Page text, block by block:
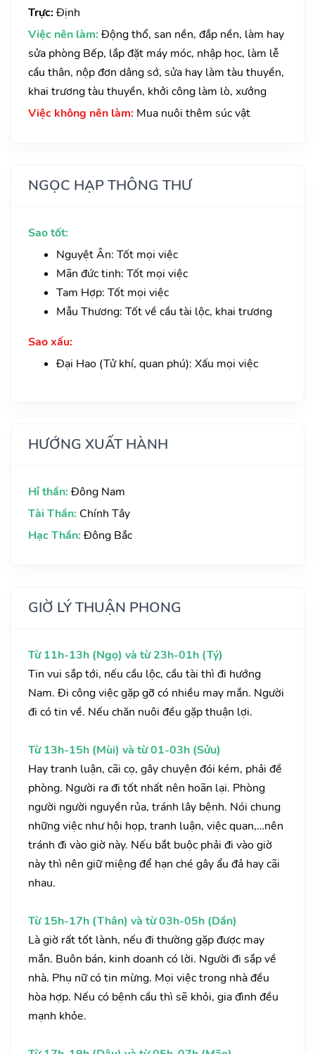
Trực: Định
Việc nên làm: Động thổ, san nền, đắp nền, làm hay
sửa phòng Bếp, lắp đặt máy móc, nhập học, làm lễ
cầu thân, nộp đơn dâng sớ, sửa hay làm tàu thuyền,
khai trương tàu thuyền, khởi công làm lò, xưởng
Việc không nên làm: Mua nuôi thêm súc vật
NGỌC HẠP THÔNG THƯ
Sao tốt:
Nguyệt Ân: Tốt mọi việc
Mãn đức tinh: Tốt mọi việc
Tam Hợp: Tốt mọi việc
Mẫu Thương: Tốt về cầu tài lộc, khai trương
Sao xấu:
Đại Hao (Tử khí, quan phú): Xấu mọi việc
HƯỚNG XUẤT HÀNH
Hỉ thần: Đông Nam
Tài Thần: Chính Tây
Hạc Thần: Đông Bắc
GIỜ LÝ THUẬN PHONG
Từ 11h-13h (Ngọ) và từ 23h-01h (Tý)
Tin vui sắp tới, nếu cầu lộc, cầu tài thì đi hướng
Nam. Đi công việc gặp gỡ có nhiều may mắn. Người
đi có tin về. Nếu chăn nuôi đều gặp thuận lợi.
Từ 13h-15h (Mùi) và từ 01-03h (Sửu)
Hay tranh luận, cãi cọ, gây chuyện đói kém, phải đề
phòng. Người ra đi tốt nhất nên hoãn lại. Phòng
người người nguyền rủa, tránh lây bệnh. Nói chung
những việc như hội họp, tranh luận, việc quan,…nên
tránh đi vào giờ này. Nếu bắt buộc phải đi vào giờ
này thì nên giữ miệng để hạn ché gây ẩu đả hay cãi
nhau.
Từ 15h-17h (Thân) và từ 03h-05h (Dần)
Là giờ rất tốt lành, nếu đi thường gặp được may
mắn. Buôn bán, kinh doanh có lời. Người đi sắp về
nhà. Phụ nữ có tin mừng. Mọi việc trong nhà đều
hòa hợp. Nếu có bệnh cầu thì sẽ khỏi, gia đình đều
mạnh khỏe.